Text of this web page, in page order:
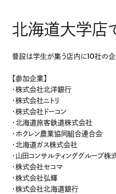
ログイン
会員登録
運営会社
利用規約
個人情報保護方針
情報収集モジュール等について
法人の方はこちら
OfferBox
北海道大学店
普段は学生が集う店内に10社の企
【参加企業】
・株式会社北洋銀行
・株式会社ニトリ
・株式会社ドーコン
・北海道旅客鉄道株式会社
・ホクレン農業協同組合連合会
・北海道ガス株式会社
・山田コンサルティンググループ株
・株式会社セコマ
・株式会社弘輝
・株式会社北海道銀行